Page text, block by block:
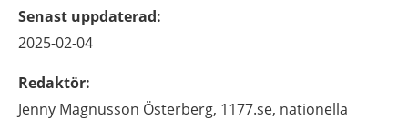
Senast uppdaterad:
2025-02-04
Redaktör:
Jenny Magnusson Österberg, 1177.se, nationella